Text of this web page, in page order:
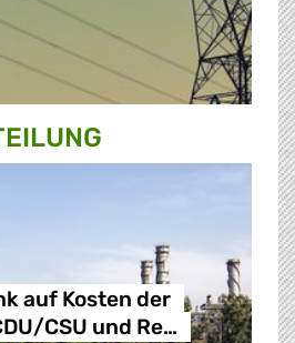
auf Kosten der
CSU und Re…